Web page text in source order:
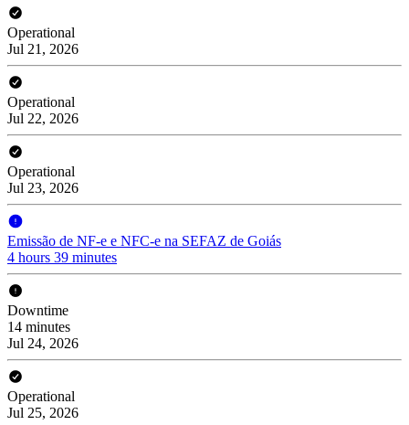
Operational
Jul 21, 2026
Operational
Jul 22, 2026
Operational
Jul 23, 2026
Emissão de NF-e e NFC-e na SEFAZ de Goiás
4 hours 39 minutes
Downtime
14 minutes
Jul 24, 2026
Operational
Jul 25, 2026